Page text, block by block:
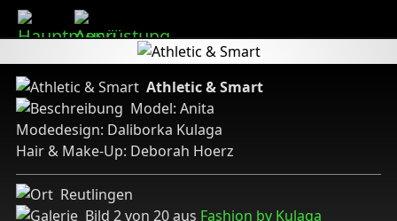
Athletic & Smart
Model: Anita
Modedesign: Daliborka Kulaga
Hair & Make-Up: Deborah Hoerz
Reutlingen
Bild 2 von 20 aus Fashion by Kulaga